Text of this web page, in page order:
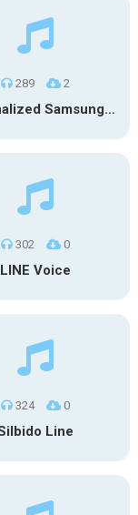
289 2
Personalized Samsung SMS
302 0
LINE Voice
324 0
Line